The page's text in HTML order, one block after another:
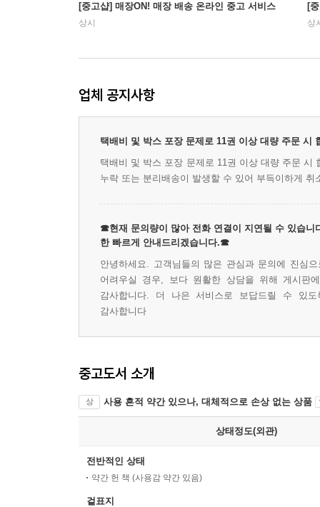
[중고샵] 매장ON! 매장 배송 온라인 중고 서비스
상시
[
상
업체 공지사항
택배비 및 박스 포장 문제로 11권 이상 대량 주문 시
택배비 및 박스 포장 문제로 11권 이상 대량 주문
누락 또는 분리배송이 발생할 수 있어 부득이하게 취
☎현재 문의량이 많아 전화 연결이 지연될 수 있습니
한 빠르게 안내드리겠습니다.☎
안녕하세요. 고객님들의 많은 관심과 문의에 진심
어려우실 경우, 보다 원활한 상담을 위해 게시판
감사합니다. 더 나은 서비스로 보답드릴 수 있도
감사합니다
중고도서 소개
상 사용 흔적 약간 있으나, 대체적으로 손상 없는 상품
상태정도(외관)
전반적인 상태
약간 헌 책 (사용감 약간 있음)
겉표지